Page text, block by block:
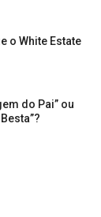
o White Estate
do Pai” ou